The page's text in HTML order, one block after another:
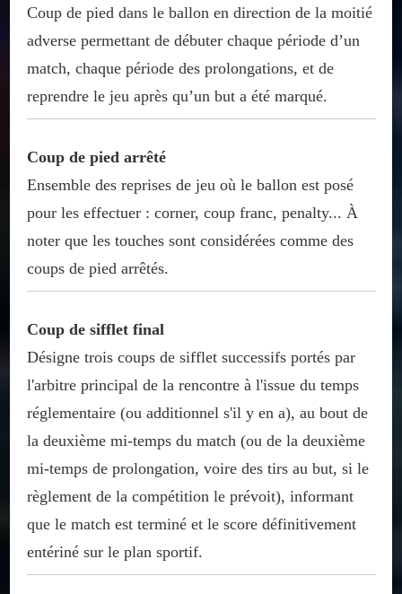
Coup de pied dans le ballon en direction de la moitié
adverse permettant de débuter chaque période d’un
match, chaque période des prolongations, et de
reprendre le jeu après qu’un but a été marqué.
Coup de pied arrêté
Ensemble des reprises de jeu où le ballon est posé
pour les effectuer : corner, coup franc, penalty... À
noter que les touches sont considérées comme des
coups de pied arrêtés.
Coup de sifflet final
Désigne trois coups de sifflet successifs portés par
l'arbitre principal de la rencontre à l'issue du temps
réglementaire (ou additionnel s'il y en a), au bout de
la deuxième mi-temps du match (ou de la deuxième
mi-temps de prolongation, voire des tirs au but, si le
règlement de la compétition le prévoit), informant
que le match est terminé et le score définitivement
entériné sur le plan sportif.